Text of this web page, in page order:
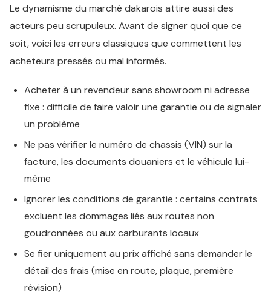
Le dynamisme du marché dakarois attire aussi des
acteurs peu scrupuleux. Avant de signer quoi que ce
soit, voici les erreurs classiques que commettent les
acheteurs pressés ou mal informés.
Acheter à un revendeur sans showroom ni adresse
fixe : difficile de faire valoir une garantie ou de signaler
un problème
Ne pas vérifier le numéro de chassis (VIN) sur la
facture, les documents douaniers et le véhicule lui-
même
Ignorer les conditions de garantie : certains contrats
excluent les dommages liés aux routes non
goudronnées ou aux carburants locaux
Se fier uniquement au prix affiché sans demander le
détail des frais (mise en route, plaque, première
révision)